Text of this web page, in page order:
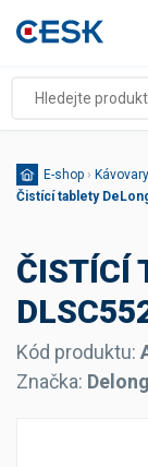
E-shop › Kávovary
Čistící tablety
ČISTÍCÍ
Kód produktu:
Značka: